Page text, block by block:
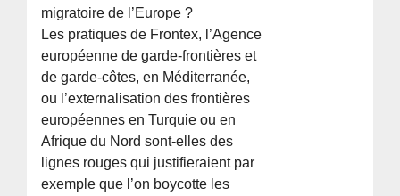
migratoire de l’Europe ?
Les pratiques de Frontex, l’Agence
européenne de garde-frontières et
de garde-côtes, en Méditerranée,
ou l’externalisation des frontières
européennes en Turquie ou en
Afrique du Nord sont-elles des
lignes rouges qui justifieraient par
exemple que l’on boycotte les